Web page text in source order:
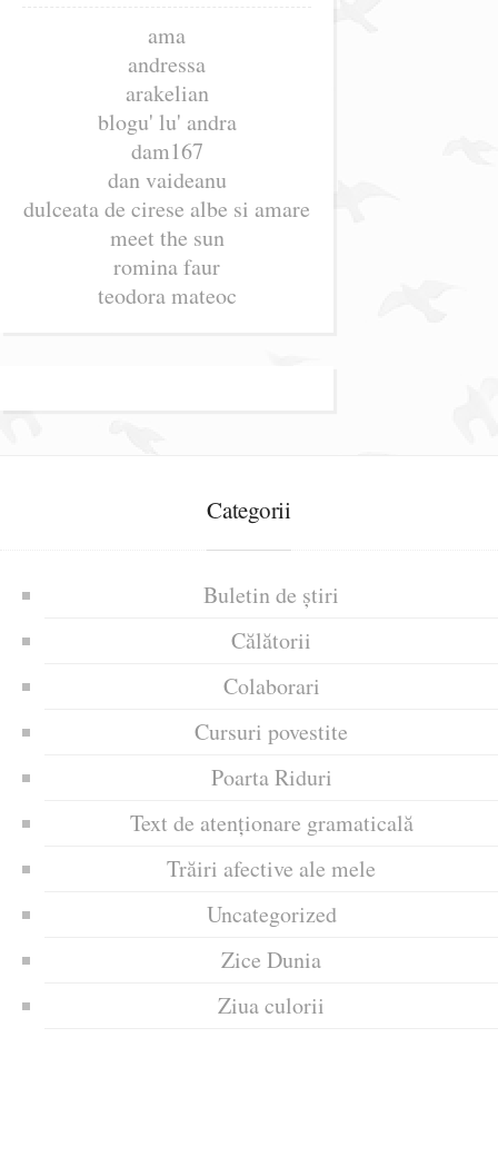
ama
andressa
arakelian
blogu' lu' andra
dam167
dan vaideanu
dulceata de cirese albe si amare
meet the sun
romina faur
teodora mateoc
Categorii
Buletin de știri
Călătorii
Colaborari
Cursuri povestite
Poarta Riduri
Text de atenționare gramaticală
Trăiri afective ale mele
Uncategorized
Zice Dunia
Ziua culorii